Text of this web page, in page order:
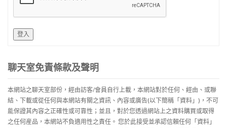
登入
聊天室免責條款及聲明
本網站之聊天室部份，經由訪客/會員自行上載，本網站對於任何、經由、或聯
結、下載或從任何與本網站有關之資訊、內容或廣告(以下簡稱「資料」)，不可
能保證其內容之正確性或可靠性；並且，對於您透過網站上之資料購買或取得
之任何産品，本網站不負適用性之責任。 您於此接受並承認信賴任何「資料」